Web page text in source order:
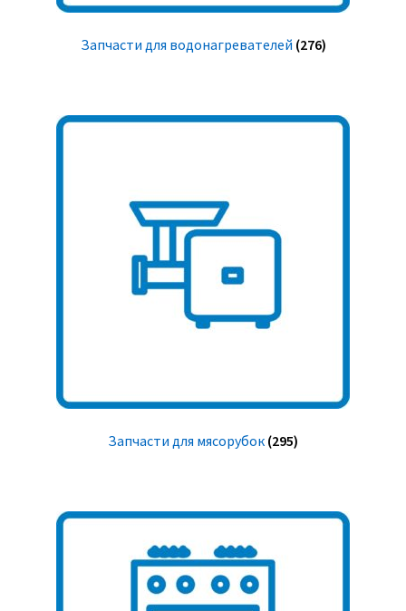
Запчасти для водонагревателей (276)
Запчасти для мясорубок (295)